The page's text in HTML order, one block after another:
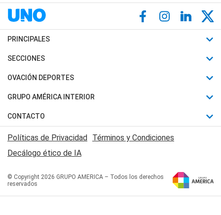
PRINCIPALES
Últimas Noticias
Política
Judiciales
Economia
SECCIONES
Horóscopo
Motores
Trucos caseros
Series y Películas
Edictos y Solicitadas
OVACIÓN DEPORTES
Fútbol
Mundial
Automovilismo
Rugby
Básquet
GRUPO AMÉRICA INTERIOR
Canal 7 en Vivo
San Juan 8
CONTACTO
Acerca de Nosotros
Contactanos
Políticas de Privacidad Términos y Condiciones
Decálogo ético de IA
© Copyright 2026 GRUPO AMERICA – Todos los derechos
reservados